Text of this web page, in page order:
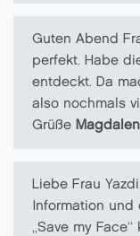
Guten Abend
perfekt. Habe
entdeckt. Da
also nochmals
Grüße
Liebe Frau
Information und
„Save my